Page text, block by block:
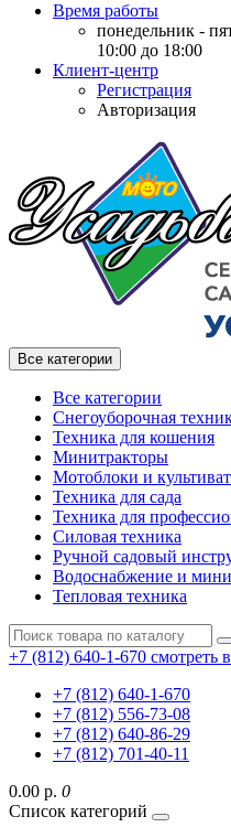
Время работы
понедельник -
10:00 до 18:00
Клиент-центр
Регистрация
Авторизация
Все категории
Все категории
Снегоуборочная
Техника для кошения
Минитракторы
Мотоблоки и
Техника для сада
Техника для
Силовая техника
Ручной садовый
Водоснабжение и
Тепловая техника
+7 (812) 640-1-670 смотреть
+7 (812) 640-1-670
+7 (812) 556-73-08
+7 (812) 640-86-29
+7 (812) 701-40-11
0.00 р. 0
Список категорий